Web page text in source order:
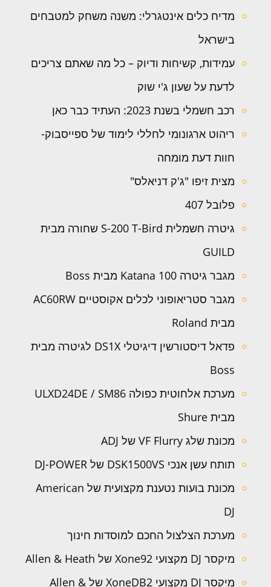
מדיח כלים אינטגרלי: משנה משחק למטבחים
בישראל
עמידות, קשיחות ודיוק – כל מה שאתם צריכים
לדעת על שעון ג'י שוק
רכב חשמלי בשנת 2023: העתיד כבר כאן
ריהוט ארגונומי לחללי לימוד של ספייסבוק-
חוות דעת מומחה
מצית זיפו "ג'ק דניאלס"
פלובל 407
גיטרה חשמלית S-200 T-Bird שחורה מבית
GUILD
מגבר גיטרה Katana 100 מבית Boss
מגבר סטריאופוני לכלים אקוסטיים AC60RW
מבית Roland
פדאל דיסטורשין דיגיטלי DS1X לגיטרה מבית
Boss
מערכת אלחוטית כפולה ULXD24DE / SM86
מבית Shure
מכונת שלג VF Flurry של ADJ
תותח עשן אנכי DSK1500VS של DJ-POWER
מכונת בועות נטענת מקצועית של American
DJ
מערכת הצלצול החכם למוסדות חינוך
מיקסר DJ מקצועי Xone92 של Allen & Heath
מיקסר DJ מקצועי XoneDB2 של Allen &